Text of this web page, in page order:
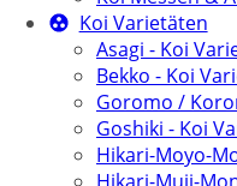
Koi Varietäten
Asagi - Koi
Bekko - Koi
Goromo /
Goshiki - Koi
Hikari-Moyo-